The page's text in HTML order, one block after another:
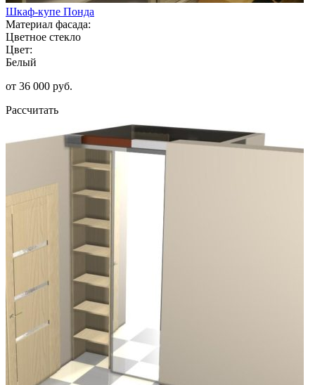
Шкаф-купе Понда
Материал фасада:
Цветное стекло
Цвет:
Белый
от 36 000 руб.
Рассчитать